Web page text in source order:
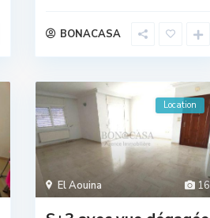
BONACASA
16
El Aouina
Location